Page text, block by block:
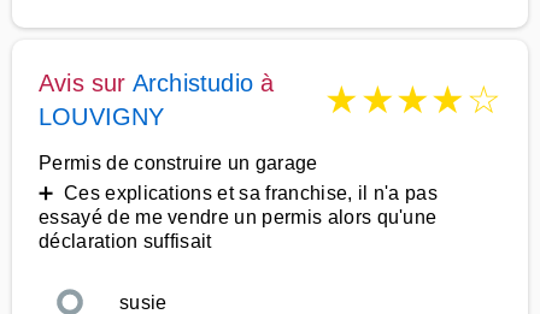
Avis sur Archistudio à
LOUVIGNY
★★★★☆
Permis de construire un garage
➕ Ces explications et sa franchise, il n'a pas
essayé de me vendre un permis alors qu'une
déclaration suffisait
susie